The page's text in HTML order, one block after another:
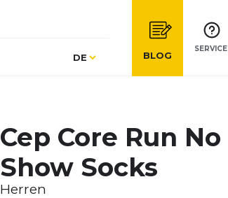
Sprache
DE BLOG
SERVICE
Cep Core Run No
Show Socks
Herren